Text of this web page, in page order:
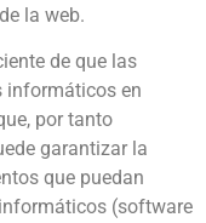
la web.
de que las
informáticos en
por tanto
garantizar la
que puedan
(software